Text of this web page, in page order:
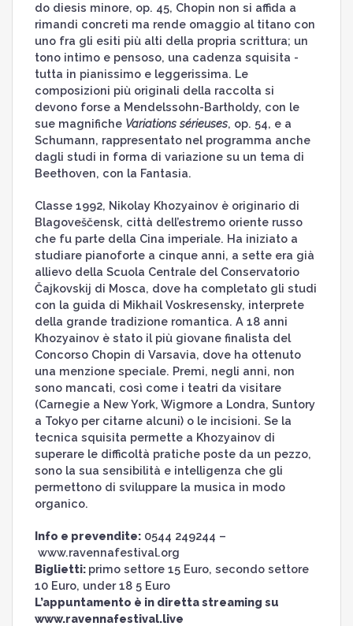
do diesis minore, op. 45, Chopin non si affida a
rimandi concreti ma rende omaggio al titano con
uno fra gli esiti più alti della propria scrittura; un
tono intimo e pensoso, una cadenza squisita -
tutta in pianissimo e leggerissima. Le
composizioni più originali della raccolta si
devono forse a Mendelssohn-Bartholdy, con le
sue magnifiche Variations sérieuses, op. 54, e a
Schumann, rappresentato nel programma anche
dagli studi in forma di variazione su un tema di
Beethoven, con la Fantasia.
Classe 1992, Nikolay Khozyainov è originario di
Blagoveščensk, città dell’estremo oriente russo
che fu parte della Cina imperiale. Ha iniziato a
studiare pianoforte a cinque anni, a sette era già
allievo della Scuola Centrale del Conservatorio
Čajkovskij di Mosca, dove ha completato gli studi
con la guida di Mikhail Voskresensky, interprete
della grande tradizione romantica. A 18 anni
Khozyainov è stato il più giovane finalista del
Concorso Chopin di Varsavia, dove ha ottenuto
una menzione speciale. Premi, negli anni, non
sono mancati, così come i teatri da visitare
(Carnegie a New York, Wigmore a Londra, Suntory
a Tokyo per citarne alcuni) o le incisioni. Se la
tecnica squisita permette a Khozyainov di
superare le difficoltà pratiche poste da un pezzo,
sono la sua sensibilità e intelligenza che gli
permettono di sviluppare la musica in modo
organico.
Info e prevendite:0544 249244 –
www.ravennafestival.org
Biglietti: primo settore 15 Euro, secondo settore
10 Euro, under 18 5 Euro
L’appuntamento è in diretta streaming su
www.ravennafestival.live